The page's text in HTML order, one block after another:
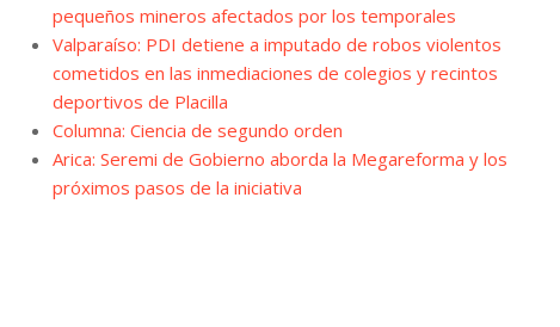
pequeños mineros afectados por los temporales
Valparaíso: PDI detiene a imputado de robos violentos
cometidos en las inmediaciones de colegios y recintos
deportivos de Placilla
Columna: Ciencia de segundo orden
Arica: Seremi de Gobierno aborda la Megareforma y los
próximos pasos de la iniciativa